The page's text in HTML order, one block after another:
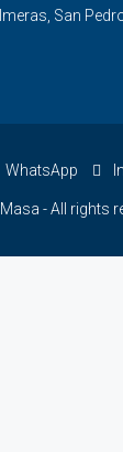
, San
WhatsApp
- All rights